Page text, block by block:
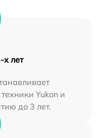
х лет
Yukon и
до 3 лет.